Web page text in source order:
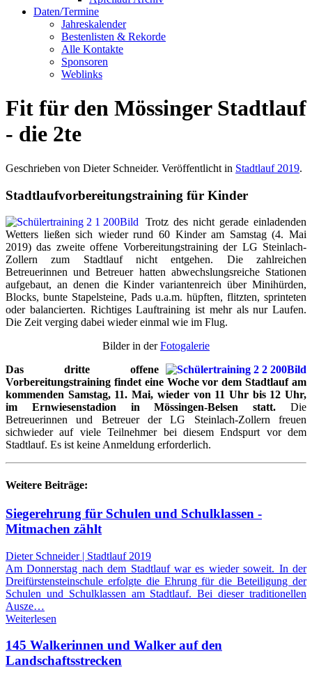
Daten/Termine
Jahreskalender
Bestenlisten & Rekorde
Alle Kontakte
Sponsoren
Weblinks
Fit für den Mössinger Stadtlauf
- die 2te
Geschrieben von Dieter Schneider. Veröffentlicht in Stadtlauf 2019.
Stadtlaufvorbereitungstraining für Kinder
Trotz des nicht gerade einladenden
Wetters ließen sich wieder rund 60 Kinder am Samstag (4. Mai
2019) das zweite offene Vorbereitungstraining der LG Steinlach-
Zollern zum Stadtlauf nicht entgehen. Die zahlreichen
Betreuerinnen und Betreuer hatten abwechslungsreiche Stationen
aufgebaut, an denen die Kinder variantenreich über Minihürden,
Blocks, bunte Stapelsteine, Pads u.a.m. hüpften, flitzten, sprinteten
oder balancierten. Richtiges Lauftraining ist mehr als nur Laufen.
Die Zeit verging dabei wieder einmal wie im Flug.
Bilder in derFotogalerie
Das dritte offene
Vorbereitungstraining findet eine Woche vor dem Stadtlauf am
kommenden Samstag, 11. Mai, wieder von 11 Uhr bis 12 Uhr,
im Ernwiesenstadion in Mössingen-Belsen statt. Die
Betreuerinnen und Betreuer der LG Steinlach-Zollern freuen
sichwieder auf viele Teilnehmer bei diesem Endspurt vor dem
Stadtlauf. Es ist keine Anmeldung erforderlich.
Weitere Beiträge:
Siegerehrung für Schulen und Schulklassen -
Mitmachen zählt
Dieter Schneider | Stadtlauf 2019
Am Donnerstag nach dem Stadtlauf war es wieder soweit. In der
Dreifürstensteinschule erfolgte die Ehrung für die Beteiligung der
Schulen und Schulklassen am Stadtlauf. Bei dieser traditionellen
Ausze…
Weiterlesen
145 Walkerinnen und Walker auf den
Landschaftsstrecken